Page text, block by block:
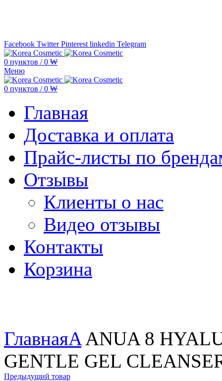
Facebook Twitter Pinterest linkedin Telegram
0 пунктов / 0 ₩
Меню
0 пунктов / 0 ₩
Главная
Доставка и оплата
Прайс-листы по
Отзывы
Клиенты о нас
Видео отзывы
Контакты
Корзина
ГлавнаяAANUA 8
GENTLE GEL
Предыдущий товар